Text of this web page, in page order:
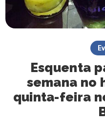
Esquenta
semana no
quinta-feira